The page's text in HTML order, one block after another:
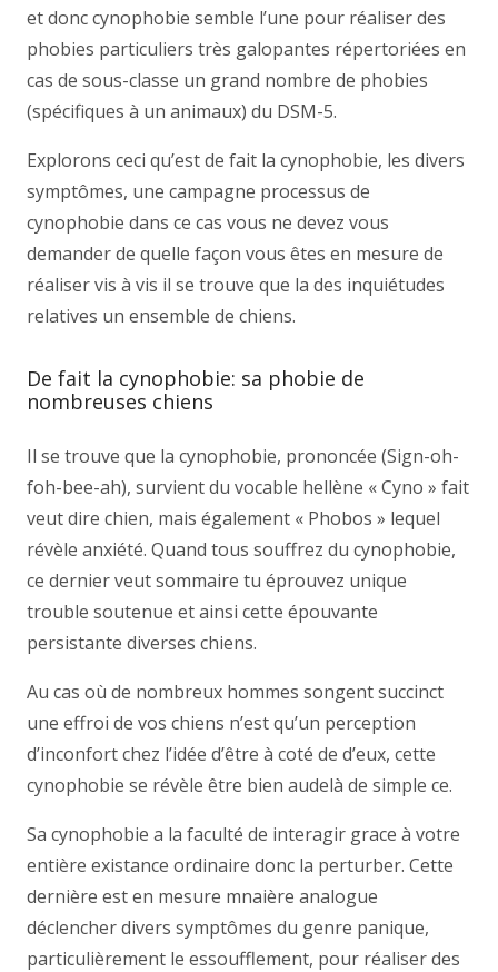
et donc cynophobie semble l’une pour réaliser des
phobies particuliers très galopantes répertoriées en
cas de sous-classe un grand nombre de phobies
(spécifiques à un animaux) du DSM-5.
Explorons ceci qu’est de fait la cynophobie, les divers
symptômes, une campagne processus de
cynophobie dans ce cas vous ne devez vous
demander de quelle façon vous êtes en mesure de
réaliser vis à vis il se trouve que la des inquiétudes
relatives un ensemble de chiens.
De fait la cynophobie: sa phobie de
nombreuses chiens
Il se trouve que la cynophobie, prononcée (Sign-oh-
foh-bee-ah), survient du vocable hellène « Cyno » fait
veut dire chien, mais également « Phobos » lequel
révèle anxiété. Quand tous souffrez du cynophobie,
ce dernier veut sommaire tu éprouvez unique
trouble soutenue et ainsi cette épouvante
persistante diverses chiens.
Au cas où de nombreux hommes songent succinct
une effroi de vos chiens n’est qu’un perception
d’inconfort chez l’idée d’être à coté de d’eux, cette
cynophobie se révèle être bien audelà de simple ce.
Sa cynophobie a la faculté de interagir grace à votre
entière existance ordinaire donc la perturber. Cette
dernière est en mesure mnaière analogue
déclencher divers symptômes du genre panique,
particulièrement le essoufflement, pour réaliser des